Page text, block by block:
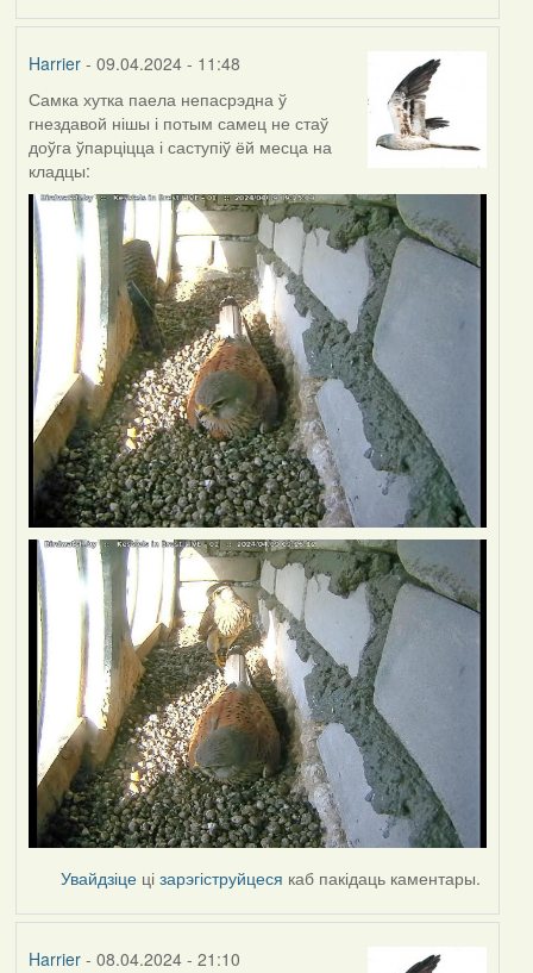
Harrier- 09.04.2024 - 11:48
Самка хутка паела непасрэдна ў
гнездавой нішы і потым самец не стаў
доўга ўпарціцца і саступіў ёй месца на
кладцы:
Увайдзіце цізарэгіструйцеся каб пакідаць каментары.
Harrier- 08.04.2024 - 21:10